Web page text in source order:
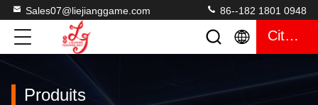
Sales07@liejianggame.com 86--182 1801 0948
Citation
Produits